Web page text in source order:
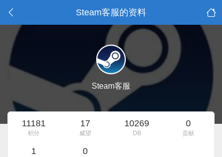
Steam客服的资料
Steam客服
11181
积分
17
威望
10269
DB
0
贡献
1 0